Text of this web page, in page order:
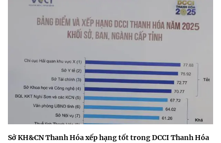
Sở KH&CN Thanh Hóa xếp hạng tốt trong DCCI Thanh Hóa